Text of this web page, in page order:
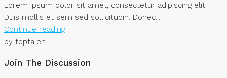
Lorem ipsum dolor sit amet, consectetur adipiscing elit.
Duis mollis et sem sed sollicitudin. Donec...
Continue reading
by toptalen
Join The Discussion